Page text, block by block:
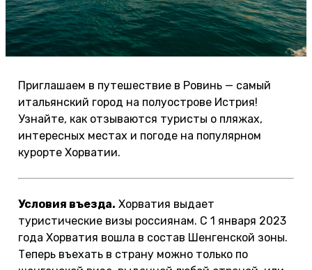
Приглашаем в путешествие в Ровинь — самый
итальянский город на полуострове Истрия!
Узнайте, как отзываются туристы о пляжах,
интересных местах и погоде на популярном
курорте Хорватии.
Условия въезда. Хорватия выдает
туристические визы россиянам. С 1 января 2023
года Хорватия вошла в состав Шенгенской зоны.
Теперь въехать в страну можно только по